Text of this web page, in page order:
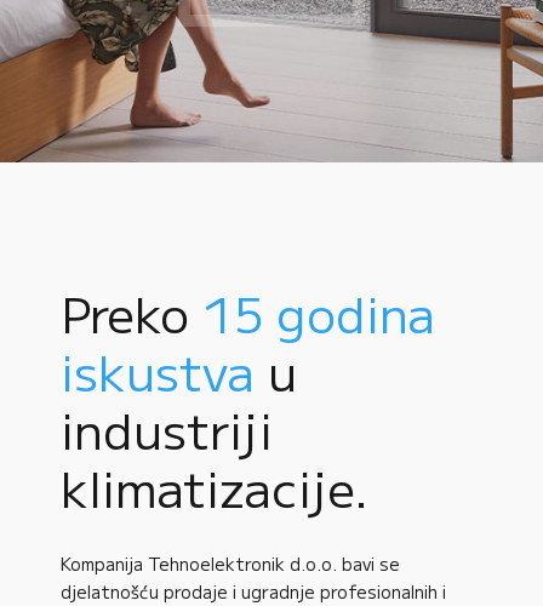
Preko 15 godina
iskustva u
industriji
klimatizacije.
Kompanija Tehnoelektronik d.o.o. bavi se
djelatnošću prodaje i ugradnje profesionalnih i